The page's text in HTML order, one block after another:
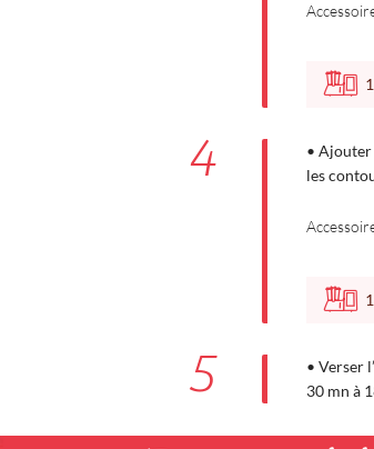
4
• Ajouter
les
5
• Verser
30 mn à